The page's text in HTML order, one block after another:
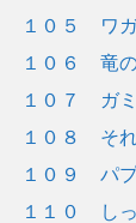
１０５ ワ
１０６ 竜
１０７ ガ
１０８ そ
１０９ パ
１１０ し